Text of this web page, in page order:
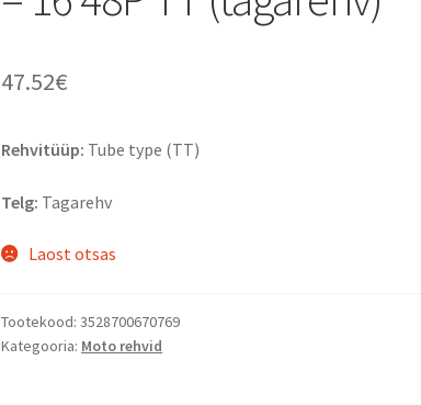
47.52€
Rehvitüüp: Tube type (TT)
Telg: Tagarehv
Laost otsas
Tootekood:3528700670769
Kategooria: Moto rehvid